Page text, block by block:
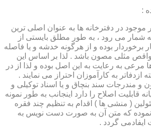
:
موجود در دفترخانه ها به عنوان اصلی ترین
شمار می رود ، به طور مطلق بایستی از
بوده و از هرگونه خدشه و یا فاصله
مثلی مصون باشد . لذا بر اساس این
مرعی به رعایت به این اصل بوده و لذا از در
ازدفاتر به کارآموزان احتراز می نمایند .
و مندرجات سند بنچاق و یا اسناد توکیلی و
قابلیت اصلاح را دارد اینجانب به طور نمونه
( منشی ها ) اقدام به تنظیم چند فقره
نموده که متن آن به صورت دست نویس به
ایفادمی گردد .